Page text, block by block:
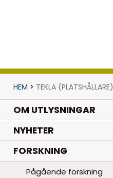
HEM > TEKLA (PLATSHÅLLARE)
OM UTLYSNINGAR
NYHETER.
FORSKNING.
Pågående forskning